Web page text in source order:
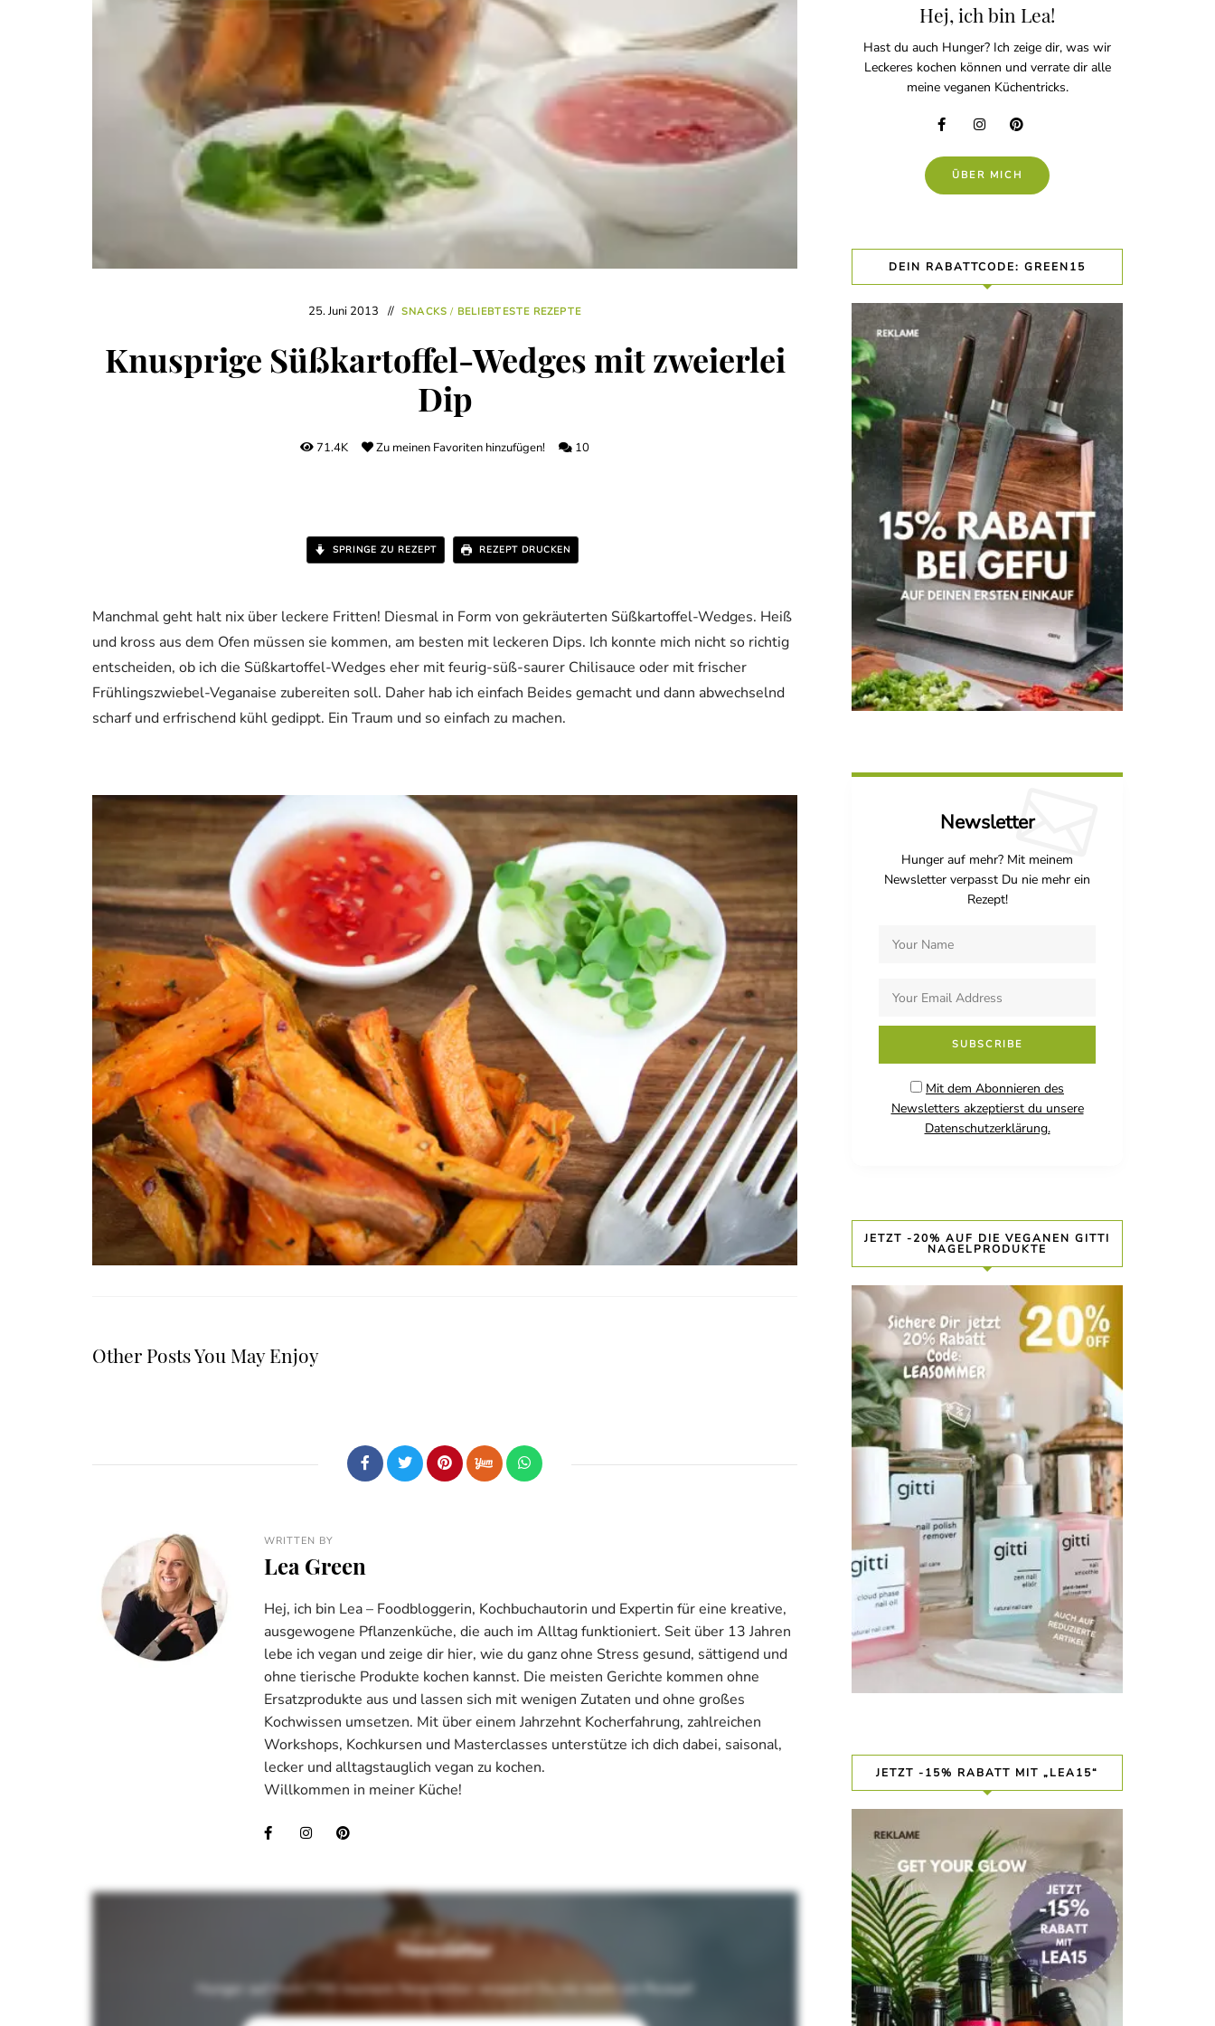
25. Juni 2013 SNACKS / BELIEBTESTE REZEPTE
Knusprige Süßkartoffel-Wedges mit zweierlei
Dip
71.4K Zu meinen Favoriten hinzufügen! 10
SPRINGE ZU REZEPT REZEPT DRUCKEN
Manchmal geht halt nix über leckere Fritten! Diesmal in Form von gekräuterten Süßkartoffel-Wedges. Heiß
und kross aus dem Ofen müssen sie kommen, am besten mit leckeren Dips. Ich konnte mich nicht so richtig
entscheiden, ob ich die Süßkartoffel-Wedges eher mit feurig-süß-saurer Chilisauce oder mit frischer
Frühlingszwiebel-Veganaise zubereiten soll. Daher hab ich einfach Beides gemacht und dann abwechselnd
scharf und erfrischend kühl gedippt. Ein Traum und so einfach zu machen.
Other Posts You May Enjoy
WRITTEN BY
Lea Green
Hej, ich bin Lea – Foodbloggerin, Kochbuchautorin und Expertin für eine kreative,
ausgewogene Pflanzenküche, die auch im Alltag funktioniert. Seit über 13 Jahren
lebe ich vegan und zeige dir hier, wie du ganz ohne Stress gesund, sättigend und
ohne tierische Produkte kochen kannst. Die meisten Gerichte kommen ohne
Ersatzprodukte aus und lassen sich mit wenigen Zutaten und ohne großes
Kochwissen umsetzen. Mit über einem Jahrzehnt Kocherfahrung, zahlreichen
Workshops, Kochkursen und Masterclasses unterstütze ich dich dabei, saisonal,
lecker und alltagstauglich vegan zu kochen.
Willkommen in meiner Küche!
Newsletter
Hunger auf mehr? Mit meinem Newsletter verpasst Du nie mehr ein Rezept!
Hej, ich bin Lea!
Hast du auch Hunger? Ich zeige dir, was wir
Leckeres kochen können und verrate dir alle
meine veganen Küchentricks.
ÜBER MICH
DEIN RABATTCODE: GREEN15
Newsletter
Hunger auf mehr? Mit meinem
Newsletter verpasst Du nie mehr ein
Rezept!
Mit dem Abonnieren des
Newsletters akzeptierst du unsere
Datenschutzerklärung.
JETZT -20% AUF DIE VEGANEN GITTI
NAGELPRODUKTE
JETZT -15% RABATT MIT „LEA15“